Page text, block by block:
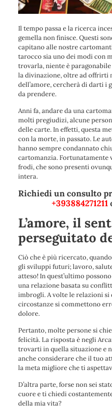
Il tempo passa e la ricerca
gemella non finisce. Questi
capitano alle nostre
tarocco sia uno dei modi con
trovarla, niente è
la divinazione, oltre ad offrirti
dell’amore, cercherà di darti i
da prendere.
Anni fa, andare da una
molti pregiudizi, alcune
delle carte. In effetti, questa
con la morte, in passato. Le
hanno sempre condannato
cartomanzia. Fortunatamente
frodi, che sono presenti
intera.
Richiedi un consulto
+393884271211
L’amore, il
perseguitato
Ciò che è più ricercato,
gli sviluppi futuri; lavoro,
atteso! In quest’ultimo
una relazione basata su
imbrogli. A volte le relazioni si
circostanze si commettono
dolore.
Pertanto, molte persone si
felicità. La risposta è negli
trovarti in quella situazione e
anche considerare che il tuo
la meta migliore che ti
D’altra parte, forse non sei
cuore e ti chiedi
della mia vita?